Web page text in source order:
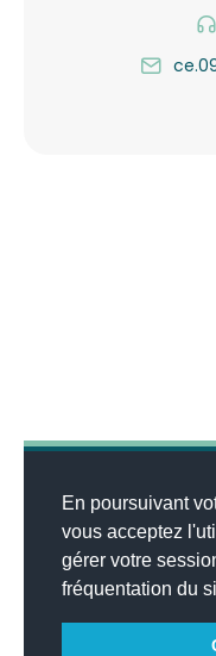
En poursuivant
vous acceptez
gérer votre
fréquentation du
© 2026